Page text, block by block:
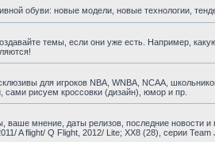
обуви: новые модели, новые технологии,
темы, если они уже есть. Например,
для игроков NBA, WNBA, NCAA,
сами рисуем кроссовки (дизайн), юмор и пр.
мнение, даты релизов, последние новости и
A flight/ Q Flight, 2012/ Lite; XX8 (28), серии